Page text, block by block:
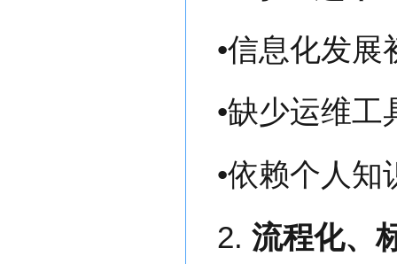
•信息化发展
•缺少运维
•依赖个人
2.流程化、